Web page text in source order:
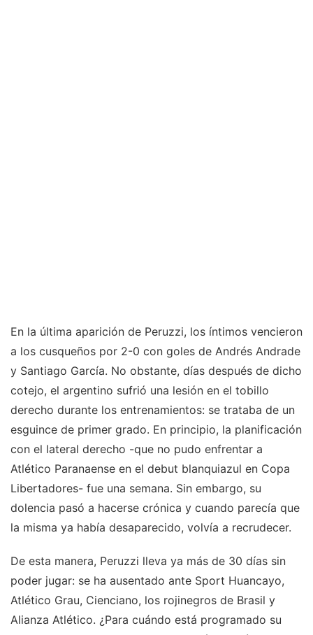
En la última aparición de Peruzzi, los íntimos vencieron
a los cusqueños por 2-0 con goles de Andrés Andrade
y Santiago García. No obstante, días después de dicho
cotejo, el argentino sufrió una lesión en el tobillo
derecho durante los entrenamientos: se trataba de un
esguince de primer grado. En principio, la planificación
con el lateral derecho -que no pudo enfrentar a
Atlético Paranaense en el debut blanquiazul en Copa
Libertadores- fue una semana. Sin embargo, su
dolencia pasó a hacerse crónica y cuando parecía que
la misma ya había desaparecido, volvía a recrudecer.
De esta manera, Peruzzi lleva ya más de 30 días sin
poder jugar: se ha ausentado ante Sport Huancayo,
Atlético Grau, Cienciano, los rojinegros de Brasil y
Alianza Atlético. ¿Para cuándo está programado su